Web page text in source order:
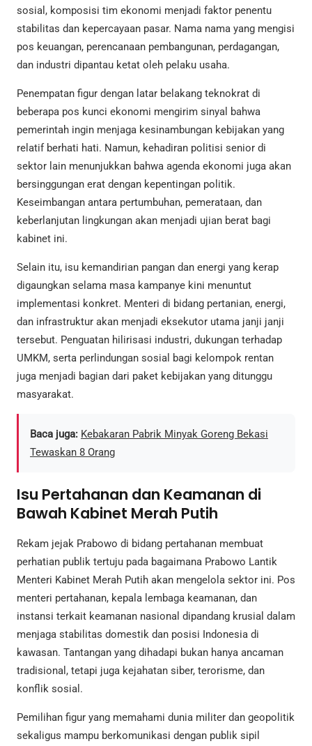
sosial, komposisi tim ekonomi menjadi faktor penentu
stabilitas dan kepercayaan pasar. Nama nama yang mengisi
pos keuangan, perencanaan pembangunan, perdagangan,
dan industri dipantau ketat oleh pelaku usaha.
Penempatan figur dengan latar belakang teknokrat di
beberapa pos kunci ekonomi mengirim sinyal bahwa
pemerintah ingin menjaga kesinambungan kebijakan yang
relatif berhati hati. Namun, kehadiran politisi senior di
sektor lain menunjukkan bahwa agenda ekonomi juga akan
bersinggungan erat dengan kepentingan politik.
Keseimbangan antara pertumbuhan, pemerataan, dan
keberlanjutan lingkungan akan menjadi ujian berat bagi
kabinet ini.
Selain itu, isu kemandirian pangan dan energi yang kerap
digaungkan selama masa kampanye kini menuntut
implementasi konkret. Menteri di bidang pertanian, energi,
dan infrastruktur akan menjadi eksekutor utama janji janji
tersebut. Penguatan hilirisasi industri, dukungan terhadap
UMKM, serta perlindungan sosial bagi kelompok rentan
juga menjadi bagian dari paket kebijakan yang ditunggu
masyarakat.
Baca juga: Kebakaran Pabrik Minyak Goreng Bekasi
Tewaskan 8 Orang
Isu Pertahanan dan Keamanan di
Bawah Kabinet Merah Putih
Rekam jejak Prabowo di bidang pertahanan membuat
perhatian publik tertuju pada bagaimana Prabowo Lantik
Menteri Kabinet Merah Putih akan mengelola sektor ini. Pos
menteri pertahanan, kepala lembaga keamanan, dan
instansi terkait keamanan nasional dipandang krusial dalam
menjaga stabilitas domestik dan posisi Indonesia di
kawasan. Tantangan yang dihadapi bukan hanya ancaman
tradisional, tetapi juga kejahatan siber, terorisme, dan
konflik sosial.
Pemilihan figur yang memahami dunia militer dan geopolitik
sekaligus mampu berkomunikasi dengan publik sipil